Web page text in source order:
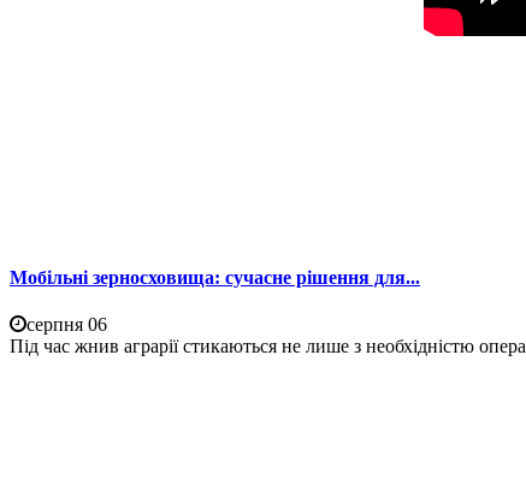
Мобільні зерносховища: сучасне рішення для...
серпня 06
Під час жнив аграрії стикаються не лише з необхідністю